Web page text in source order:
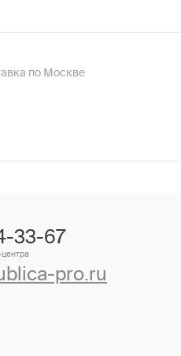
по Москве
33-67
pro.ru